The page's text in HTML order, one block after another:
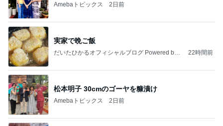
Amebaトピックス 2日前
実家で晩ご飯
だいたひかるオフィシャルブログ Powered by
22時間前
松本明子 30cmのゴーヤを糠漬け
Amebaトピックス 2日前